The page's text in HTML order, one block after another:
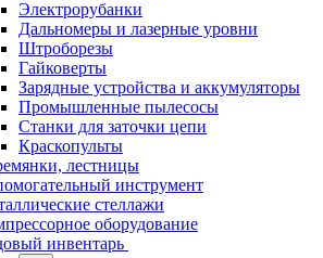
Электрорубанки
Дальномеры и лазерные уровни
Штроборезы
Гайковерты
Зарядные устройства и аккумуляторы
Промышленные пылесосы
Станки для заточки цепи
Краскопульты
лестницы
инструмент
стеллажи
оборудование
инвентарь